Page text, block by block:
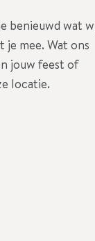
benieuwd wat
mee. Wat ons
jouw feest of
locatie.